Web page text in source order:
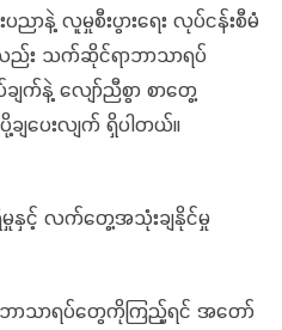
ညာနဲ့ လူမှုစီးပွားရေး လုပ်ငန်းစီမံ
လည်း သက်ဆိုင်ရာဘာသာရပ်
က်နဲ့ လျော်ညီစွာ စာတွေ့
ချပေးလျက် ရှိပါတယ်။
င့် လက်တွေ့အသုံးချနိုင်မှု
ဘာသာရပ်တွေကိုကြည့်ရင် အတော်